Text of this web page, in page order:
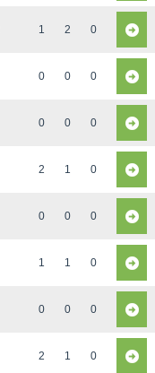
1 2 0
0 0 0
0 0 0
2 1 0
0 0 0
1 1 0
0 0 0
2 1 0